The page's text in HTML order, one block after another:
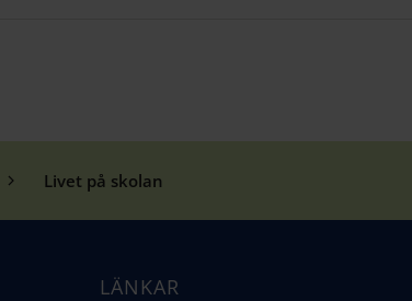
Livet på skolan
LÄNKAR